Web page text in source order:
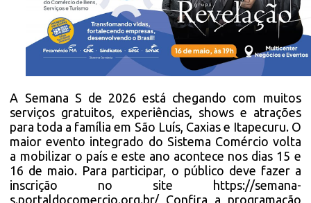
A Semana S de 2026 está chegando com muitos
serviços gratuitos, experiências, shows e atrações
para toda a família em São Luís, Caxias e Itapecuru. O
maior evento integrado do Sistema Comércio volta
a mobilizar o país e este ano acontece nos dias 15 e
16 de maio. Para participar, o público deve fazer a
inscrição no site https://semana-
s.portaldocomercio.org.br/Confira a programação